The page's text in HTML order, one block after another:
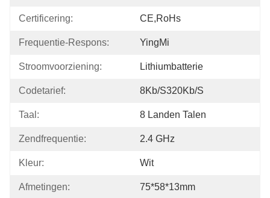
Certificering: CE,RoHs
Frequentie-Respons: YingMi
Stroomvoorziening: Lithiumbatterie
Codetarief: 8Kb/s320Kb/s
Taal: 8 Landen Talen
Zendfrequentie: 2.4 GHz
Kleur: Wit
Afmetingen: 75*58*13mm